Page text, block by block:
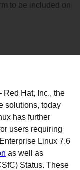
to be included on
Red Hat, Inc., the
solutions, today
has further
users requiring
Linux 7.6
as well as
Status. These